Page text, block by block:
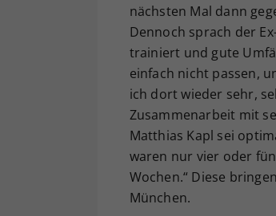
nächsten Mal dann
Dennoch sprach der
trainiert und gute
einfach nicht passen,
ich dort wieder sehr,
Zusammenarbeit mit
Matthias Kapl sei
waren nur vier oder
Wochen.“ Diese
München.